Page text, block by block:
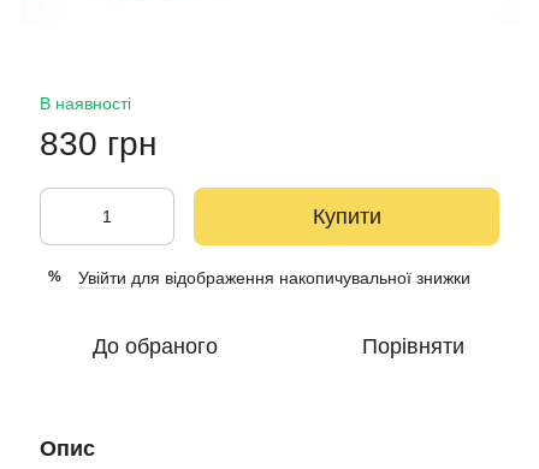
В наявності
830 грн
Купити
% Увійти для відображення накопичувальної знижки
До обраного Порівняти
Опис